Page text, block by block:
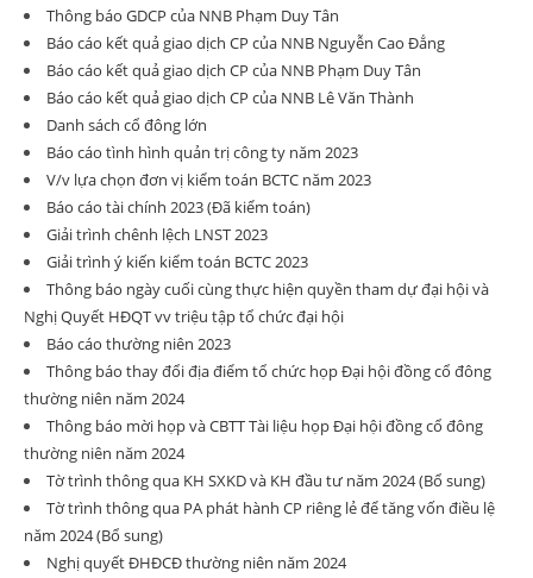
Thông báo GDCP của NNB Phạm Duy Tân
Báo cáo kết quả giao dịch CP của NNB Nguyễn Cao Đẳng
Báo cáo kết quả giao dịch CP của NNB Phạm Duy Tân
Báo cáo kết quả giao dịch CP của NNB Lê Văn Thành
Danh sách cổ đông lớn
Báo cáo tình hình quản trị công ty năm 2023
V/v lựa chọn đơn vị kiểm toán BCTC năm 2023
Báo cáo tài chính 2023 (Đã kiểm toán)
Giải trình chênh lệch LNST 2023
Giải trình ý kiến kiểm toán BCTC 2023
Thông báo ngày cuối cùng thực hiện quyền tham dự đại hội và
Nghị Quyết HĐQT vv triệu tập tổ chức đại hội
Báo cáo thường niên 2023
Thông báo thay đổi địa điểm tổ chức họp Đại hội đồng cổ đông
thường niên năm 2024
Thông báo mời họp và CBTT Tài liệu họp Đại hội đồng cổ đông
thường niên năm 2024
Tờ trình thông qua KH SXKD và KH đầu tư năm 2024 (Bổ sung)
Tờ trình thông qua PA phát hành CP riêng lẻ để tăng vốn điều lệ
năm 2024 (Bổ sung)
Nghị quyết ĐHĐCĐ thường niên năm 2024